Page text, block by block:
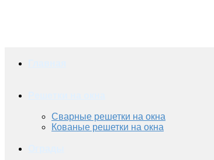
Сварные решетки на окна
Кованые решетки на окна